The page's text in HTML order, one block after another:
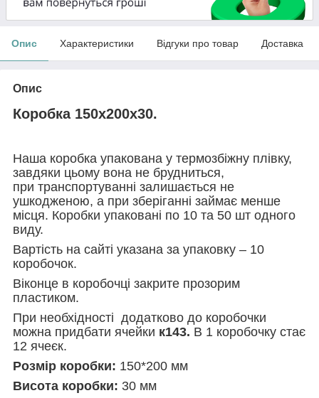
Опис Характеристики Відгуки про товар Доставка
Опис
Коробка 150х200х30.
Наша коробка упакована у термозбіжну плівку,
завдяки цьому вона не брудниться,
при транспортуванні залишається не
ушкодженою, а при зберіганні займає менше
місця. Коробки упаковані по 10 та 50 шт одного
виду.
Вартість на сайті указана за упаковку – 10
коробочок.
Віконце в коробочці закрите прозорим
пластиком.
При необхідності додатково до коробочки
можна придбати ячейки к143. В 1 коробочку стає
12 ячеєк.
Розмір коробки: 150*200 мм
Висота коробки: 30 мм